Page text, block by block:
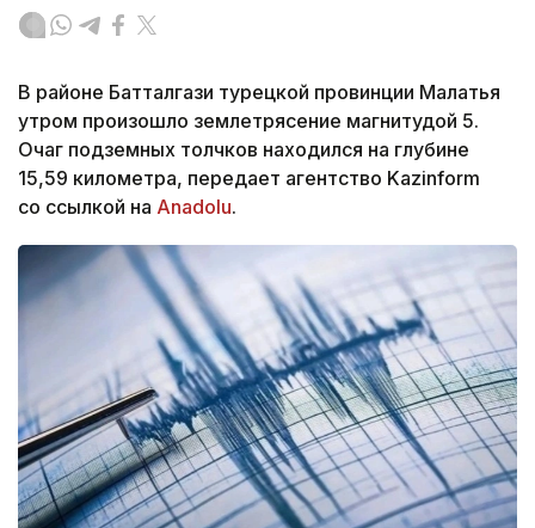
В районе Батталгази турецкой провинции Малатья
утром произошло землетрясение магнитудой 5.
Очаг подземных толчков находился на глубине
15,59 километра, передает агентство Kazinform
со ссылкой на Anadolu.